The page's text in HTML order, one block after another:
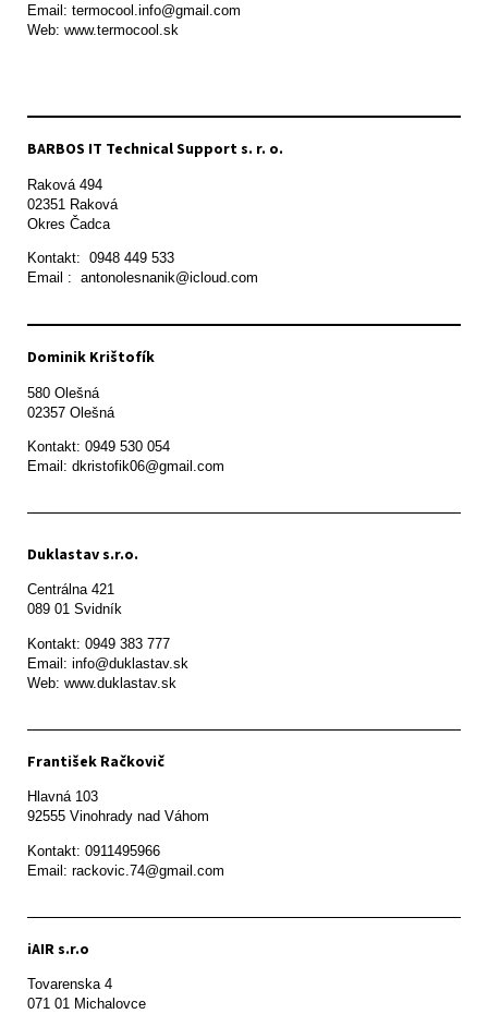
Email: termocool.info@gmail.com
Web: www.termocool.sk
BARBOS IT Technical Support s. r. o.
Raková 494
02351 Raková
Okres Čadca
Kontakt:  0948 449 533
Email :  antonolesnanik@icloud.com
Dominik Krištofík
580 Olešná
Kontakt: 0949 530 054
Email: dkristofik06@gmail.com
Duklastav s.r.o.
Centrálna 421
089 01 Svidník
Kontakt: 0949 383 777
Email: info@duklastav.sk
Web: www.duklastav.sk
František Račkovič
Hlavná 103
92555 Vinohrady nad Váhom
Kontakt: 0911495966
Email: rackovic.74@gmail.com
iAIR s.r.o
Tovarenska 4
071 01 Michalovce